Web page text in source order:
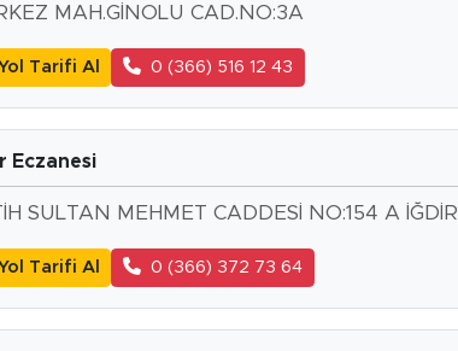
MAH.GİNOLU CAD.NO:3A
Tarifi Al 0 (366) 516 12 43
Eczanesi
SULTAN MEHMET CADDESİ NO:154 A İĞDİR
Tarifi Al 0 (366) 372 73 64